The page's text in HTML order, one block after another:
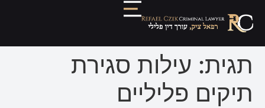
תגית: עילות סגירת
תיקים פליליים